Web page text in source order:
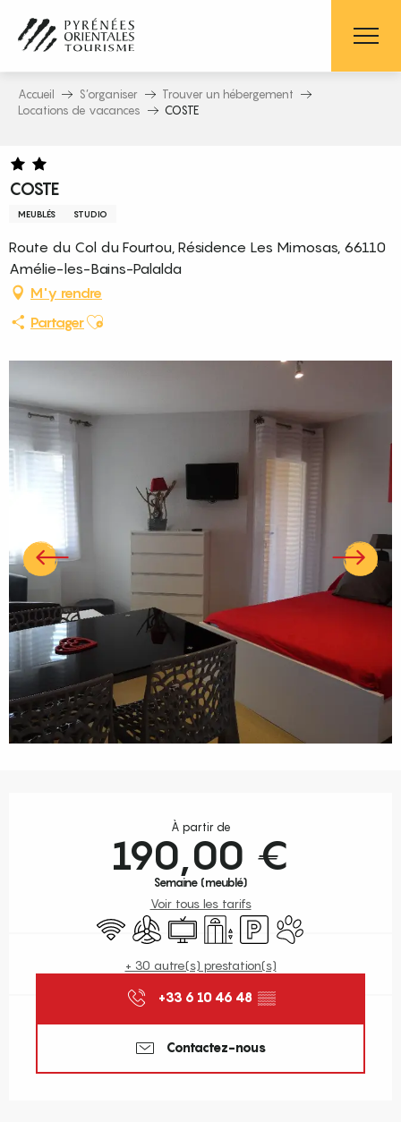
contenu
principal
Accueil S’organiser
Trouver un hébergement
Locations de vacances
COSTE
COSTE
MEUBLÉS STUDIO
Route du Col du Fourtou, Résidence Les Mimosas, 66110
Amélie-les-Bains-Palalda
M'y rendre
PartagerAjouter aux favoris
À partir de
190,00 €
Semaine (meublé)
Voir tous les tarifs
WiFi Air conditionné
TélévisionAscenseur
ParkingAnimaux acceptés
+ 30 autre(s) prestation(s)
+33 6 10 46 48 ▒▒
Contactez-nous